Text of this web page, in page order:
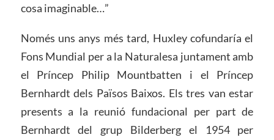
cosa imaginable…”
Només uns anys més tard, Huxley cofundaría el
Fons Mundial per a la Naturalesa juntament amb
el Príncep Philip Mountbatten i el Príncep
Bernhardt dels Països Baixos. Els tres van estar
presents a la reunió fundacional per part de
Bernhardt del grup Bilderberg el 1954 per